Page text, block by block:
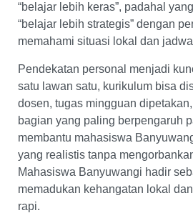
“belajar lebih keras”, padahal
“belajar lebih strategis” dengan
memahami situasi lokal dan
Pendekatan personal menjadi
satu lawan satu, kurikulum bisa
dosen, tugas mingguan
bagian yang paling berpengaruh
membantu mahasiswa
yang realistis tanpa
Mahasiswa Banyuwangi hadir
memadukan kehangatan lokal
rapi.